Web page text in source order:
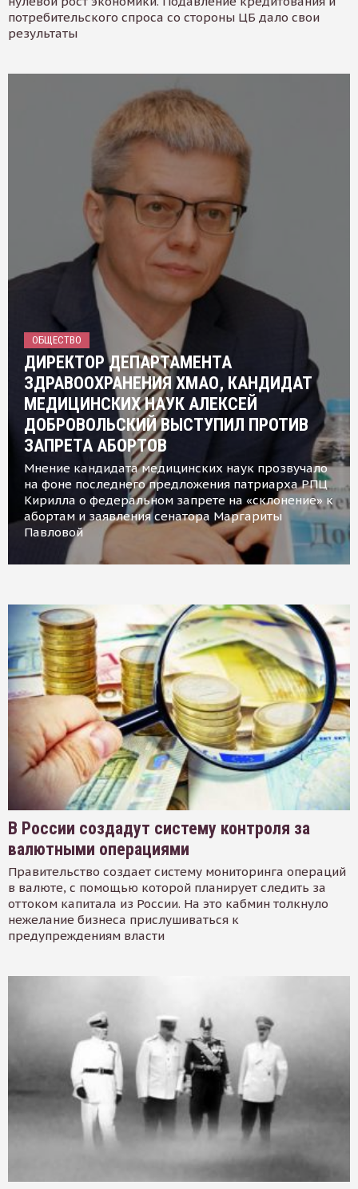
потребительского спроса со стороны ЦБ дало свои
результаты
ОБЩЕСТВО
ДИРЕКТОР ДЕПАРТАМЕНТА
ЗДРАВООХРАНЕНИЯ ХМАО, КАНДИДАТ
МЕДИЦИНСКИХ НАУК АЛЕКСЕЙ
ДОБРОВОЛЬСКИЙ ВЫСТУПИЛ ПРОТИВ
ЗАПРЕТА АБОРТОВ
Мнение кандидата медицинских наук прозвучало
на фоне последнего предложения патриарха РПЦ
Кирилла о федеральном запрете на «склонение» к
абортам и заявления сенатора Маргариты
Павловой
В России создадут систему контроля за
валютными операциями
Правительство создает систему мониторинга операций
в валюте, с помощью которой планирует следить за
оттоком капитала из России. На это кабмин толкнуло
нежелание бизнеса прислушиваться к
предупреждениям власти